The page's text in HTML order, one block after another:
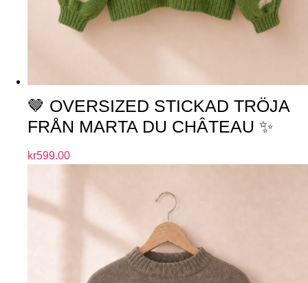
🤎 OVERSIZED STICKAD TRÖJA
FRÅN MARTA DU CHÂTEAU ✨
kr599.00